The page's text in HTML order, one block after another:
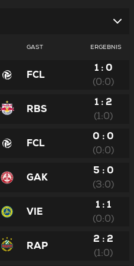
GAST ERGEBNIS
FCL
1 : 0
(0:0)
RBS
1 : 2
(1:0)
FCL
0 : 0
(0:0)
GAK
5 : 0
(3:0)
VIE
1 : 1
(0:0)
RAP
2 : 2
(1:0)